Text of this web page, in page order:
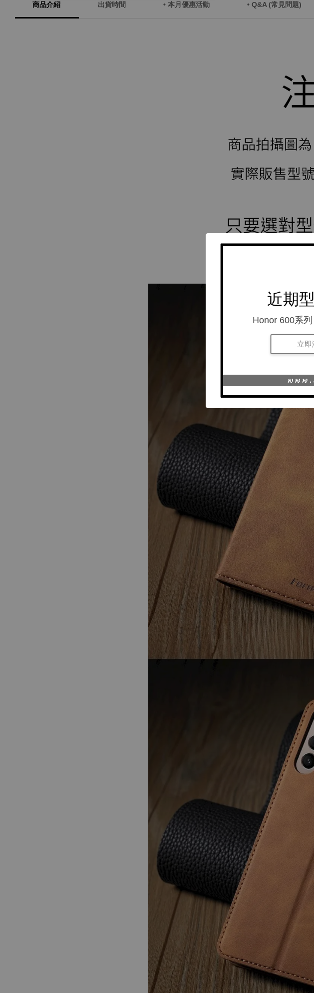
近期
Honor 600系
立即
商品介紹 出貨時間 • 本月優惠活動 • Q&A (常見問題)